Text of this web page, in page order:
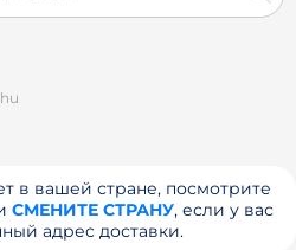
в вашей стране, посмотрите
СМЕНИТЕ СТРАНУ, если у вас
адрес доставки.